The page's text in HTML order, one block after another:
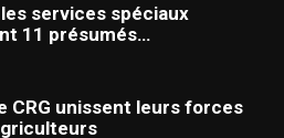
services spéciaux
11 présumés…
CRG unissent leurs forces